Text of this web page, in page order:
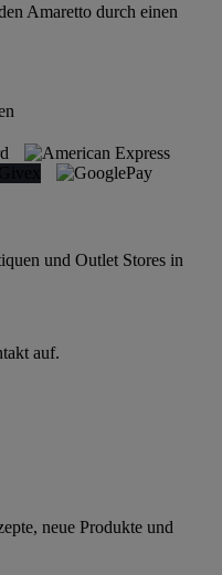
Amaretto durch einen
und Outlet Stores in
auf.
neue Produkte und